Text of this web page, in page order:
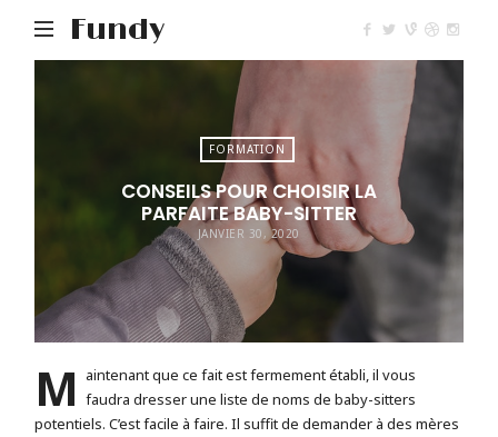
Fundy
FORMATION
CONSEILS POUR CHOISIR LA
PARFAITE BABY-SITTER
JANVIER 30, 2020
M
aintenant que ce fait est fermement établi, il vous
faudra dresser une liste de noms de baby-sitters
potentiels. C’est facile à faire. Il suffit de demander à des mères